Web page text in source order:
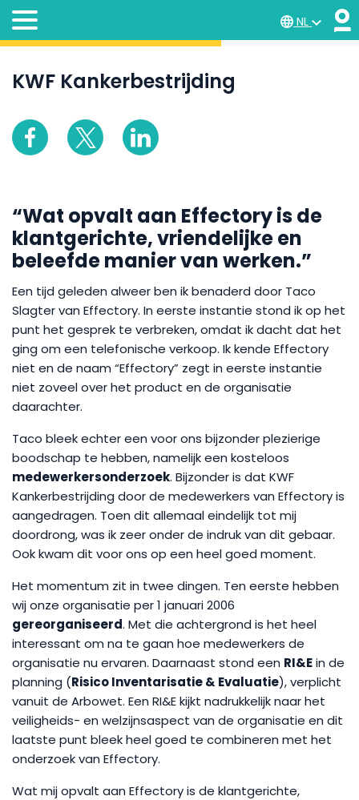
NL
KWF Kankerbestrijding
“Wat opvalt aan Effectory is de
klantgerichte, vriendelijke en
beleefde manier van werken.”
Een tijd geleden alweer ben ik benaderd door Taco
Slagter van Effectory. In eerste instantie stond ik op het
punt het gesprek te verbreken, omdat ik dacht dat het
ging om een telefonische verkoop. Ik kende Effectory
niet en de naam “Effectory” zegt in eerste instantie
niet zoveel over het product en de organisatie
daarachter.
Taco bleek echter een voor ons bijzonder plezierige
boodschap te hebben, namelijk een kosteloos
medewerkersonderzoek. Bijzonder is dat KWF
Kankerbestrijding door de medewerkers van Effectory is
aangedragen. Toen dit allemaal eindelijk tot mij
doordrong, was ik zeer onder de indruk van dit gebaar.
Ook kwam dit voor ons op een heel goed moment.
Het momentum zit in twee dingen. Ten eerste hebben
wij onze organisatie per 1 januari 2006
gereorganiseerd. Met die achtergrond is het heel
interessant om na te gaan hoe medewerkers de
organisatie nu ervaren. Daarnaast stond een RI&Ein de
planning (Risico Inventarisatie & Evaluatie), verplicht
vanuit de Arbowet. Een RI&E kijkt nadrukkelijk naar het
veiligheids- en welzijnsaspect van de organisatie en dit
laatste punt bleek heel goed te combineren met het
onderzoek van Effectory.
Wat mij opvalt aan Effectory is de klantgerichte,